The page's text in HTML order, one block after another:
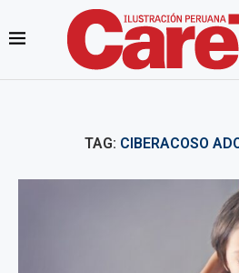
TAG: CIBERACOSO